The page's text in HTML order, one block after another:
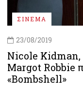
ΣΙΝΕΜΑ
23/08/2019
Nicole Kidman,
Margot Robbie
«Bombshell»